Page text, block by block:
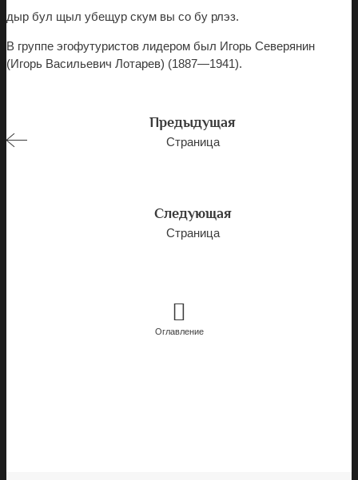
дыр бул щыл убещур скум вы со бу рлэз.
В группе эгофутуристов лидером был Игорь Северянин
(Игорь Васильевич Лотарев) (1887—1941).
Предыдущая
Страница
Следующая
Страница
Оглавление